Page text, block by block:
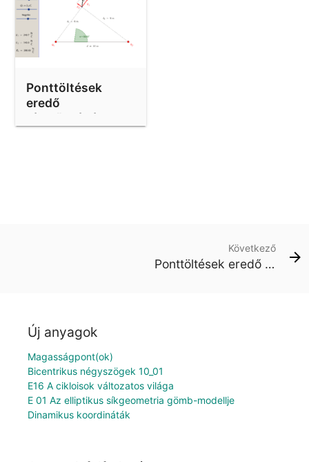
Ponttöltések
eredő
térerősségének
Következő
Ponttöltések eredő térerősségének meghatározása
Új anyagok
Magasságpont(ok)
Bicentrikus négyszögek 10_01
E16 A cikloisok változatos világa
E 01 Az elliptikus síkgeometria gömb-modellje
Dinamikus koordináták